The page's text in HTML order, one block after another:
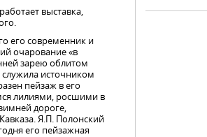
выставка,
его современник и
очарование «в
зарею облитом
источником
пейзаж в его
лилиями, росшими в
дороге,
Я.П. Полонский
его пейзажная